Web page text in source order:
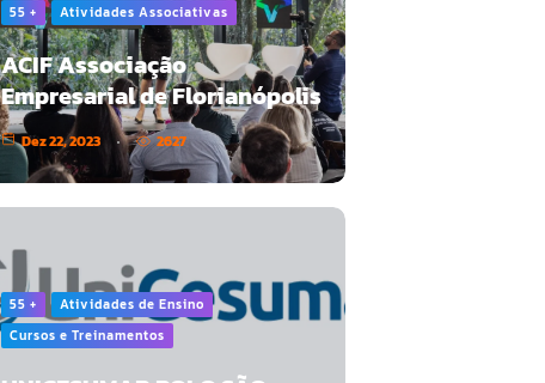
55 + Atividades Associativas
ACIF Associação
Empresarial de Florianópolis
Dez 22, 2023 2627
55 +
Atividades de Ensino
Cursos e Treinamentos